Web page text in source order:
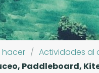
hacer / Actividades al
Paddleboard,